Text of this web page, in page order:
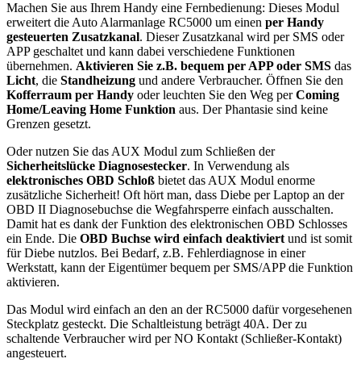
Machen Sie aus Ihrem Handy eine Fernbedienung: Dieses Modul
erweitert die Auto Alarmanlage RC5000 um einen per Handy
gesteuerten Zusatzkanal. Dieser Zusatzkanal wird per SMS oder
APP geschaltet und kann dabei verschiedene Funktionen
übernehmen. Aktivieren Sie z.B. bequem per APP oder SMS das
Licht, die Standheizung und andere Verbraucher. Öffnen Sie den
Kofferraum per Handy oder leuchten Sie den Weg perComing
Home/Leaving Home Funktion aus. Der Phantasie sind keine
Grenzen gesetzt.
Oder nutzen Sie das AUX Modul zum Schließen der
Sicherheitslücke Diagnosestecker. In Verwendung als
elektronisches OBD Schloß bietet das AUX Modul enorme
zusätzliche Sicherheit! Oft hört man, dass Diebe per Laptop an der
OBD II Diagnosebuchse die Wegfahrsperre einfach ausschalten.
Damit hat es dank der Funktion des elektronischen OBD Schlosses
ein Ende. Die OBD Buchse wird einfach deaktiviert und ist somit
für Diebe nutzlos. Bei Bedarf, z.B. Fehlerdiagnose in einer
Werkstatt, kann der Eigentümer bequem per SMS/APP die Funktion
aktivieren.
Das Modul wird einfach an den an der RC5000 dafür vorgesehenen
Steckplatz gesteckt. Die Schaltleistung beträgt 40A. Der zu
schaltende Verbraucher wird per NO Kontakt (Schließer-Kontakt)
angesteuert.